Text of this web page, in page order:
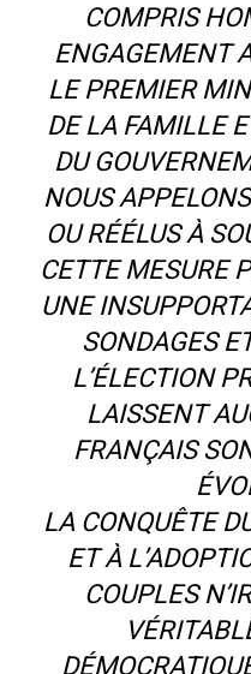
COMPRIS
ENGAGEMENT
LE PREMIER
DE LA FAMILLE
DU
NOUS
OU RÉÉLUS À
CETTE MESURE
UNE
SONDAGES
L’ÉLECTION
LAISSENT
FRANÇAIS
LA CONQUÊTE
ET À
COUPLES